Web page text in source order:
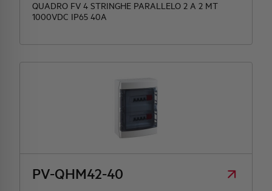
QUADRO FV 4 STRINGHE PARALLELO 2 A 2 MT
1000VDC IP65 40A
PV-QHM42-40